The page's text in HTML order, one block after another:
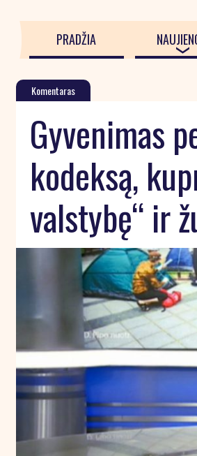
PRADŽIA
Komentaras
Gyvenimas
kodeksą,
valstybę“ ir